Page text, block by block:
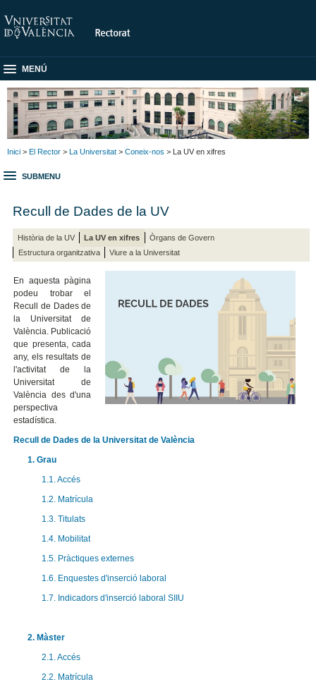
MENÚ
Inici > El Rector > La Universitat > Coneix-nos > La UV en xifres
SUBMENU
Recull de Dades de la UV
Història de la UV La UV en xifres
Òrgans de Govern
Estructura organitzativa
Viure a la Universitat
En aquesta pàgina
podeu trobar el
Recull de Dades de
la Universitat de
València. Publicació
que presenta, cada
any, els resultats de
l'activitat de la
Universitat de
València des d'una
perspectiva
estadística.
Recull de Dades de la Universitat de València
1. Grau
1.1. Accés
1.2. Matrícula
1.3. Titulats
1.4. Mobilitat
1.5. Pràctiques externes
1.6. Enquestes d'inserció laboral
1.7. Indicadors d'inserció laboral SIIU
2. Màster
2.1. Accés
2.2. Matrícula